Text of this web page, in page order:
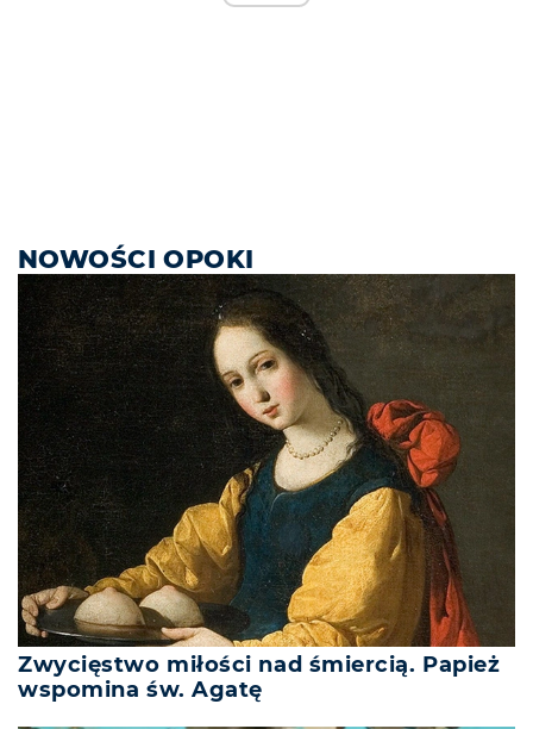
NOWOŚCI OPOKI
Zwycięstwo miłości nad śmiercią. Papież
wspomina św. Agatę